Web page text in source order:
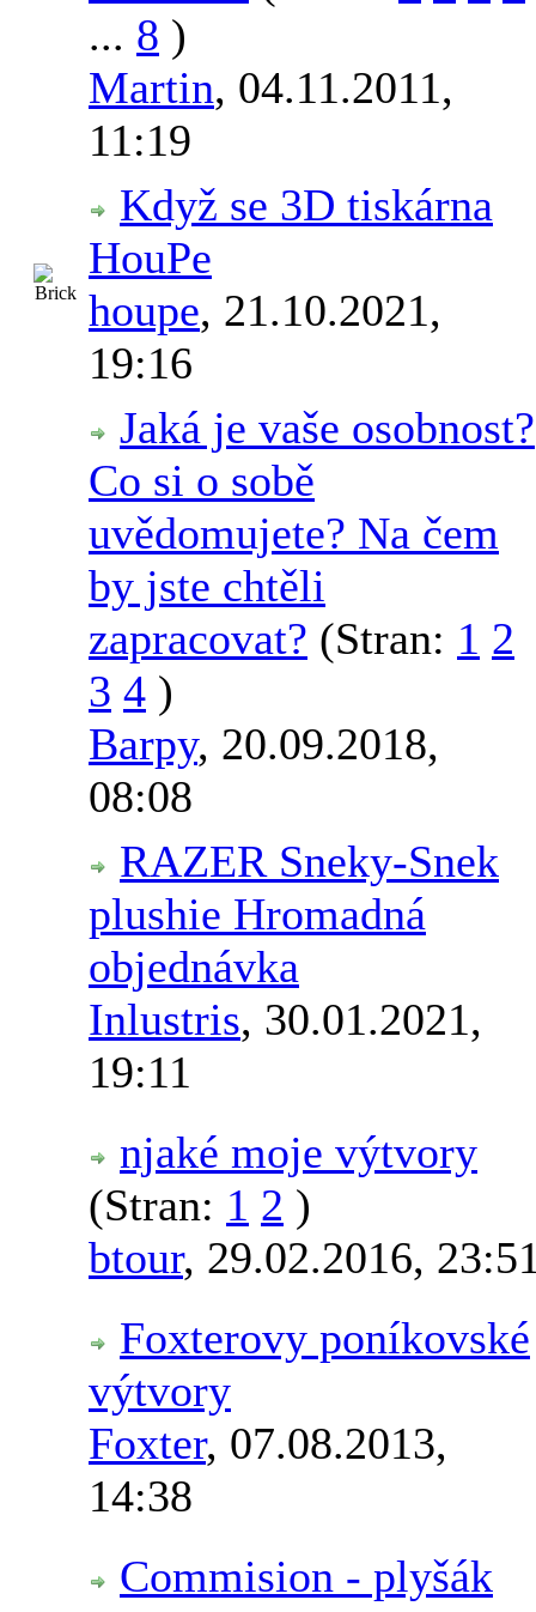
... 8 )
Martin, 04.11.2011,
11:19
Když se 3D tiskárna
HouPe
houpe, 21.10.2021,
19:16
Jaká je vaše osobnost?
Co si o sobě
uvědomujete? Na čem
by jste chtěli
zapracovat? (Stran: 1 2
3 4 )
Barpy, 20.09.2018,
08:08
RAZER Sneky-Snek
plushie Hromadná
objednávka
Inlustris, 30.01.2021,
19:11
njaké moje výtvory
(Stran: 1 2 )
btour, 29.02.2016,
Foxterovy poníkovské
výtvory
Foxter, 07.08.2013,
14:38
Commision - plyšák